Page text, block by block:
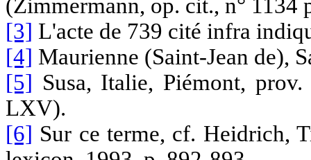
(Zimmermann, op. cit., n° 1134
[3] L'acte de 739 cité infra
[4] Maurienne (Saint-Jean de),
[5] Susa, Italie, Piémont,
LXV).
[6] Sur ce terme, cf. Heidrich,